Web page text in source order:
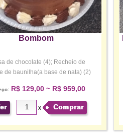
Bombom
de chocolate (4); Recheio de
de baunilha(a base de nata) (2)
R$ 129,00 ~ R$ 959,00
x Comprar